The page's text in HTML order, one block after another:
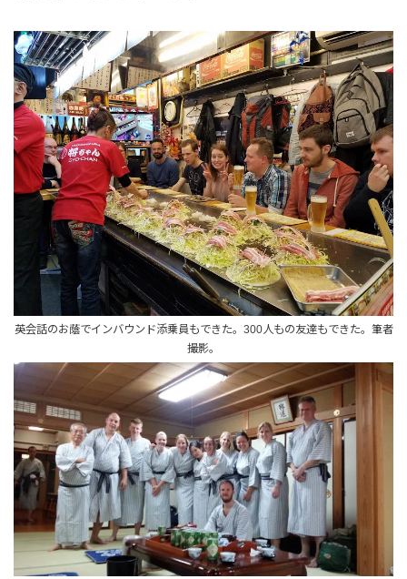
英会話のお蔭でインバウンド添乗員もできた。300人もの友達もできた。筆者
撮影。